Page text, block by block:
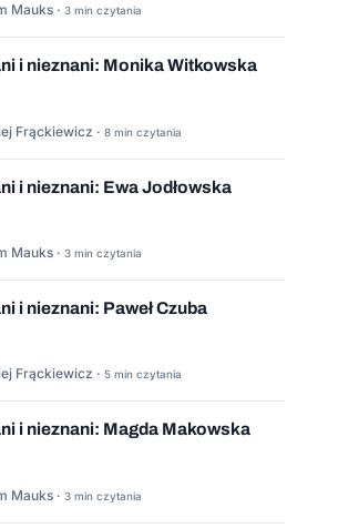
Mauks · 3 min czytania
i nieznani: Monika Witkowska
Frąckiewicz · 8 min czytania
i nieznani: Ewa Jodłowska
Mauks · 3 min czytania
i nieznani: Paweł Czuba
Frąckiewicz · 5 min czytania
i nieznani: Magda Makowska
Mauks · 3 min czytania